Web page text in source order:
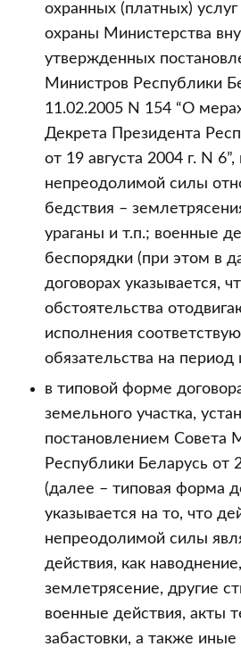
охранных (платных)
охраны Министерства
утвержденных
Министров Республики
11.02.2005 N 154 “О
Декрета Президента
от 19 августа 2004 г. N
непреодолимой силы
бедствия –
ураганы и т.п.; военные
беспорядки (при этом в
договорах указывается,
обстоятельства
исполнения
обязательства на период
в типовой форме
земельного участка,
постановлением Совета
Республики Беларусь от
(далее – типовая форма
указывается на то, что
непреодолимой силы
действия, как
землетрясение, другие
военные действия, акты
забастовки, а также